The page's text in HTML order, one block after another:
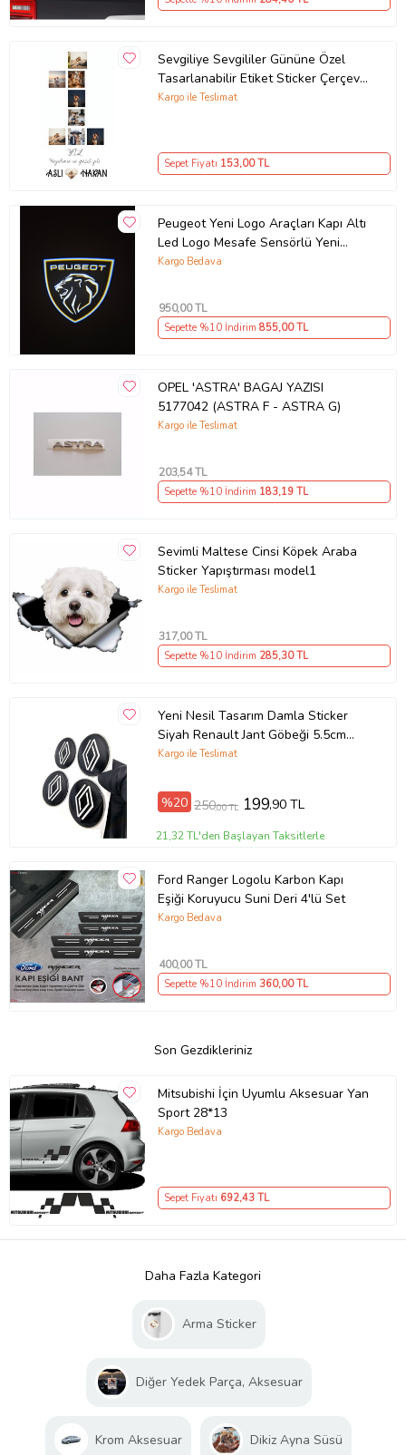
Sevgiliye Sevgililer Gününe Özel
Tasarlanabilir Etiket Sticker Çerçeve
ve Tablo Uygun (Parlak Beyaz)
Kargo ile Teslimat
Sepet Fiyatı 153,00 TL
Peugeot Yeni Logo Araçları Kapı Altı
Led Logo Mesafe Sensörlü Yeni
Nesil 2 ADET
Kargo Bedava
950,00 TL
Sepette %10 İndirim 855,00 TL
OPEL 'ASTRA' BAGAJ YAZISI
5177042 (ASTRA F - ASTRA G)
Kargo ile Teslimat
203,54 TL
Sepette %10 İndirim 183,19 TL
Sevimli Maltese Cinsi Köpek Araba
Sticker Yapıştırması model1
Kargo ile Teslimat
317,00 TL
Sepette %10 İndirim 285,30 TL
Yeni Nesil Tasarım Damla Sticker
Siyah Renault Jant Göbeği 5.5cm
Uyumlu
Kargo ile Teslimat
%20 250,00 TL 199,90 TL
21,32 TL'den Başlayan Taksitlerle
Ford Ranger Logolu Karbon Kapı
Eşiği Koruyucu Suni Deri 4'lü Set
Kargo Bedava
400,00 TL
Sepette %10 İndirim 360,00 TL
Son Gezdikleriniz
Mitsubishi İçin Uyumlu Aksesuar Yan
Sport 28*13
Kargo Bedava
Sepet Fiyatı 692,43 TL
Daha Fazla Kategori
Arma Sticker
Diğer Yedek Parça, Aksesuar
Krom Aksesuar Dikiz Ayna Süsü